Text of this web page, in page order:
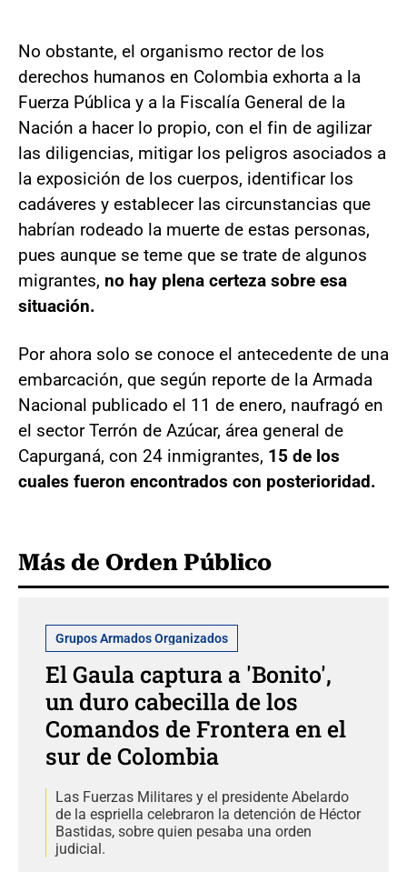
No obstante, el organismo rector de los
derechos humanos en Colombia exhorta a la
Fuerza Pública y a la Fiscalía General de la
Nación a hacer lo propio, con el fin de agilizar
las diligencias, mitigar los peligros asociados a
la exposición de los cuerpos, identificar los
cadáveres y establecer las circunstancias que
habrían rodeado la muerte de estas personas,
pues aunque se teme que se trate de algunos
migrantes, no hay plena certeza sobre esa
situación.
Por ahora solo se conoce el antecedente de una
embarcación, que según reporte de la Armada
Nacional publicado el 11 de enero, naufragó en
el sector Terrón de Azúcar, área general de
Capurganá, con 24 inmigrantes, 15 de los
cuales fueron encontrados con posterioridad.
Más de Orden Público
Grupos Armados Organizados
El Gaula captura a 'Bonito',
un duro cabecilla de los
Comandos de Frontera en el
sur de Colombia
Las Fuerzas Militares y el presidente Abelardo
de la espriella celebraron la detención de Héctor
Bastidas, sobre quien pesaba una orden
judicial.